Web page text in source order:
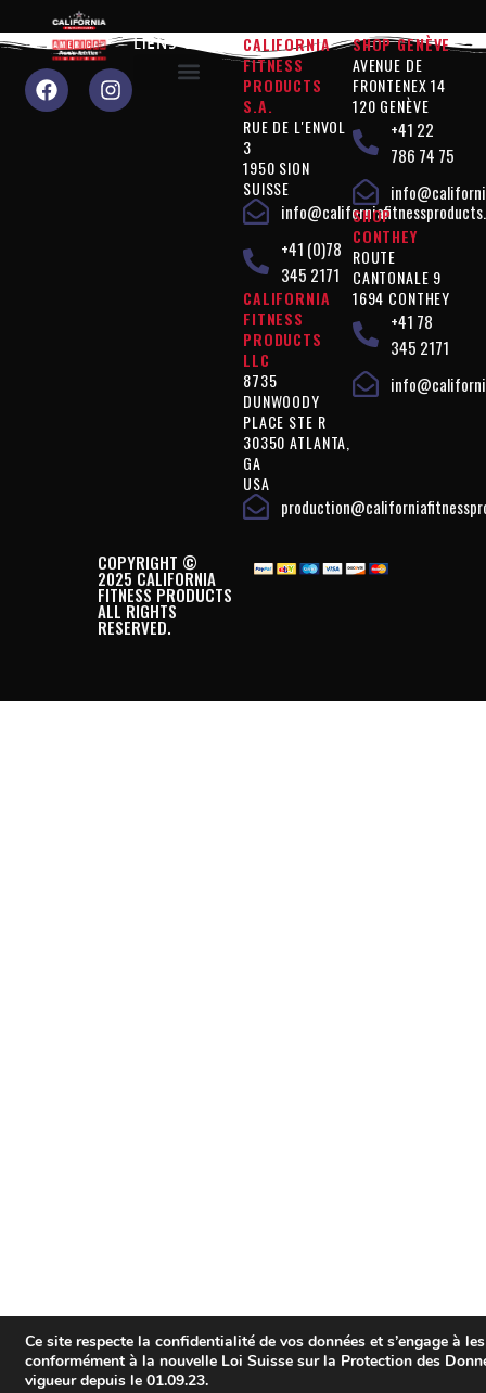
LIENS UTILES
CALIFORNIA
FITNESS
PRODUCTS
S.A.
RUE DE L'ENVOL
3
1950 SION
SUISSE
+41 (0)78
345 2171
CALIFORNIA
FITNESS
PRODUCTS
LLC
8735
DUNWOODY
PLACE STE R
30350 ATLANTA,
GA
USA
SHOP GENÈVE
AVENUE DE
FRONTENEX 14
120 GENÈVE
+41 22
786 74 75
SHOP
CONTHEY
ROUTE
CANTONALE 9
1694 CONTHEY
+41 78
345 2171
COPYRIGHT ©
2025 CALIFORNIA
FITNESS PRODUCTS
ALL RIGHTS
RESERVED.
Ce site respecte la confidentialité de vos données et s’engage à
conformément à la nouvelle Loi Suisse sur la Protection des
vigueur depuis le 01.09.23.